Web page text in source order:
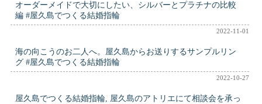
オーダーメイドで大切にしたい、シルバーとプラチナの比較
編 #屋久島でつくる結婚指輪
2022-11-01
海の向こうのお二人へ。屋久島からお送りするサンプルリン
グ #屋久島でつくる結婚指輪
2022-10-27
屋久島でつくる結婚指輪, 屋久島のアトリエにて相談会を承っ